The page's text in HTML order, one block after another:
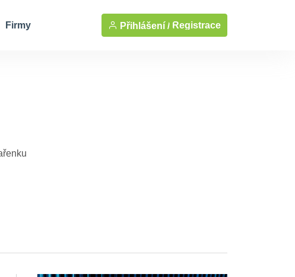
Firmy Přihlášení / Registrace